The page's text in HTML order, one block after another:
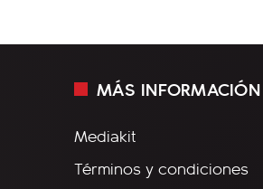
MÁS INFORMACIÓN
Mediakit
Términos y condiciones